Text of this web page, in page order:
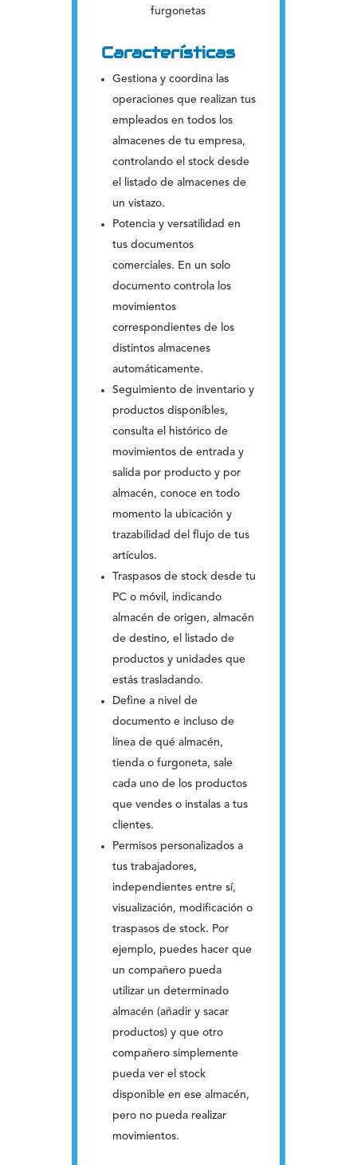
furgonetas
Características
Gestiona y coordina las
operaciones que realizan tus
empleados en todos los
almacenes de tu empresa,
controlando el stock desde
el listado de almacenes de
un vistazo.
Potencia y versatilidad en
tus documentos
comerciales. En un solo
documento controla los
movimientos
correspondientes de los
distintos almacenes
automáticamente.
Seguimiento de inventario y
productos disponibles,
consulta el histórico de
movimientos de entrada y
salida por producto y por
almacén, conoce en todo
momento la ubicación y
trazabilidad del flujo de tus
artículos.
Traspasos de stock desde tu
PC o móvil, indicando
almacén de origen, almacén
de destino, el listado de
productos y unidades que
estás trasladando.
Define a nivel de
documento e incluso de
línea de qué almacén,
tienda o furgoneta, sale
cada uno de los productos
que vendes o instalas a tus
clientes.
Permisos personalizados a
tus trabajadores,
independientes entre sí,
visualización, modificación o
traspasos de stock. Por
ejemplo, puedes hacer que
un compañero pueda
utilizar un determinado
almacén (añadir y sacar
productos) y que otro
compañero simplemente
pueda ver el stock
disponible en ese almacén,
pero no pueda realizar
movimientos.